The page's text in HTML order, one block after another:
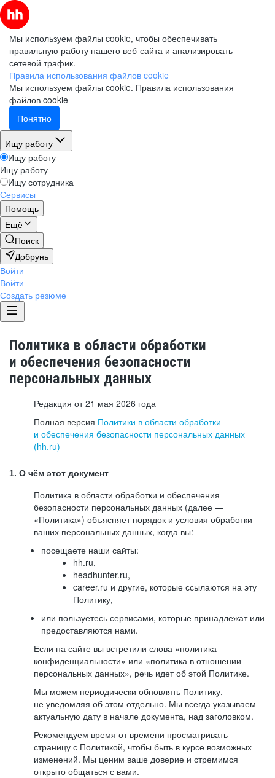
Мы используем файлы cookie, чтобы обеспечивать
правильную работу нашего веб-сайта и анализировать
сетевой трафик.
Правила использования файлов cookie
Мы используем файлы cookie. Правила использования
файлов cookie
Понятно
Ищу работу
Ищу работу
Ищу работу
Ищу сотрудника
Сервисы
Помощь
Ещё
Поиск
Добрунь
Войти
Войти
Создать резюме
Политика в области обработки
и обеспечения безопасности
персональных данных
Редакция от 21 мая 2026 года
Полная версия Политики в области обработки
и обеспечения безопасности персональных данных
(hh.ru)
1. О чём этот документ
Политика в области обработки и обеспечения
безопасности персональных данных (далее —
«Политика») объясняет порядок и условия обработки
ваших персональных данных, когда вы:
посещаете наши сайты:
hh.ru,
headhunter.ru,
career.ru и другие, которые ссылаются на эту
Политику,
или пользуетесь сервисами, которые принадлежат или
предоставляются нами.
Если на сайте вы встретили слова «политика
конфиденциальности» или «политика в отношении
персональных данных», речь идет об этой Политике.
Мы можем периодически обновлять Политику,
не уведомляя об этом отдельно. Мы всегда указываем
актуальную дату в начале документа, над заголовком.
Рекомендуем время от времени просматривать
страницу с Политикой, чтобы быть в курсе возможных
изменений. Мы ценим ваше доверие и стремимся
открыто общаться с вами.